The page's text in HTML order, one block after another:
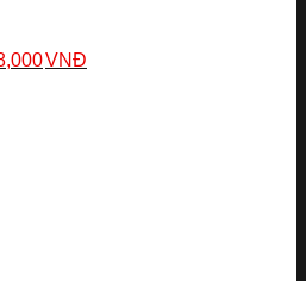
VNĐ